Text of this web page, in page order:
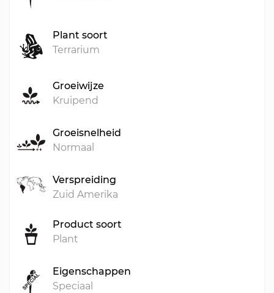
Plant soort
Terrarium
Groeiwijze
Kruipend
Groeisnelheid
Normaal
Verspreiding
Zuid Amerika
Product soort
Plant
Eigenschappen
Speciaal